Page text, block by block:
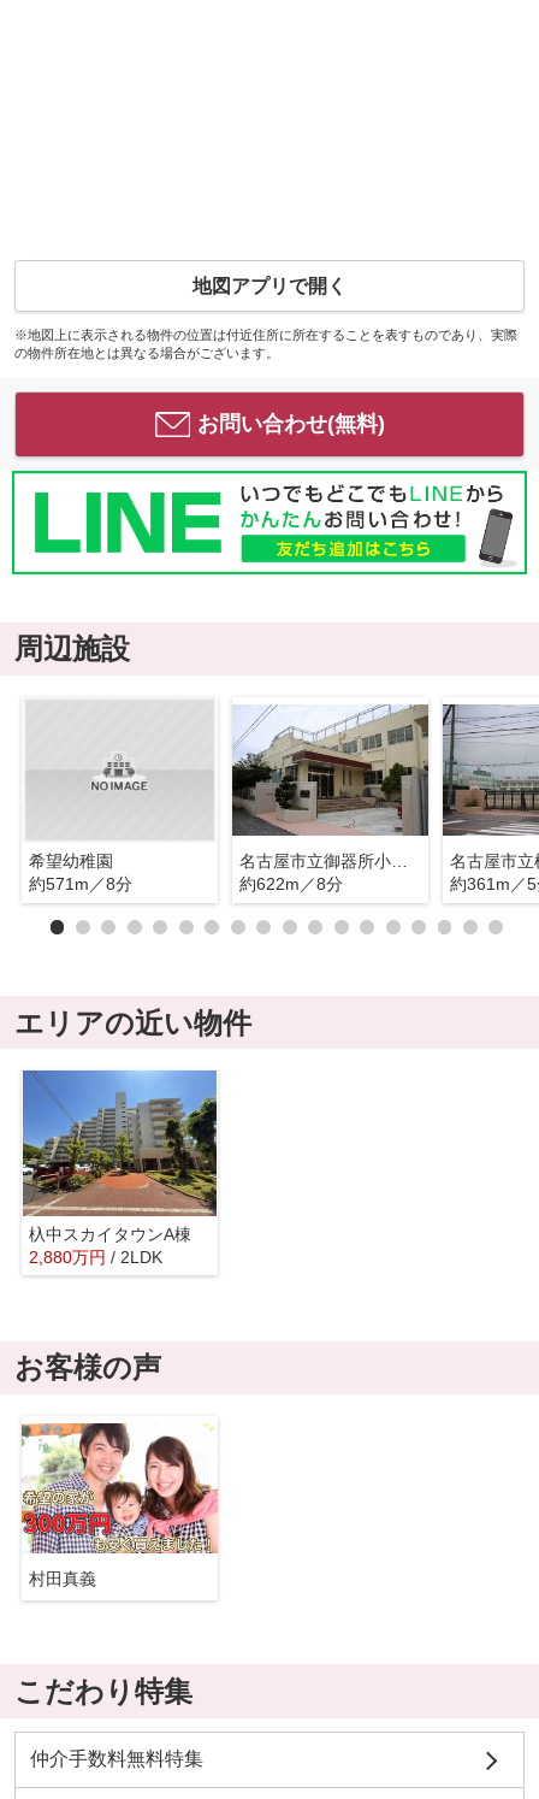
地図アプリで開く
※地図上に表示される物件の位置は付近住所に所在することを表すものであり、実際
の物件所在地とは異なる場合がございます。
お問い合わせ(無料)
周辺施設
希望幼稚園
約571m／8分
名古屋市立御器所小学校
約622m／8分
名古屋市立
約361m／
エリアの近い物件
杁中スカイタウンA棟
2,880万円 / 2LDK
お客様の声
村田真義
こだわり特集
仲介手数料無料特集